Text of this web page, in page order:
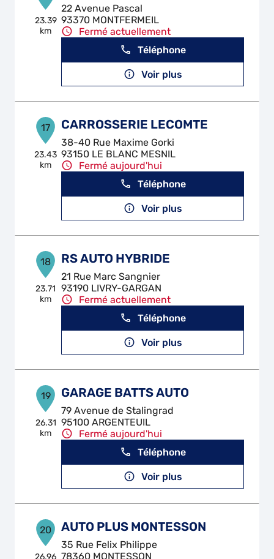
23.39
km
22 Avenue Pascal
93370 MONTFERMEIL
Fermé actuellement
Téléphone
Voir plus
17
23.43
km
CARROSSERIE LECOMTE
38-40 Rue Maxime Gorki
93150 LE BLANC MESNIL
Fermé aujourd'hui
Téléphone
Voir plus
18
23.71
km
RS AUTO HYBRIDE
21 Rue Marc Sangnier
93190 LIVRY-GARGAN
Fermé actuellement
Téléphone
Voir plus
19
26.31
km
GARAGE BATTS AUTO
79 Avenue de Stalingrad
95100 ARGENTEUIL
Fermé aujourd'hui
Téléphone
Voir plus
20
26.96
AUTO PLUS MONTESSON
35 Rue Felix Philippe
78360 MONTESSON